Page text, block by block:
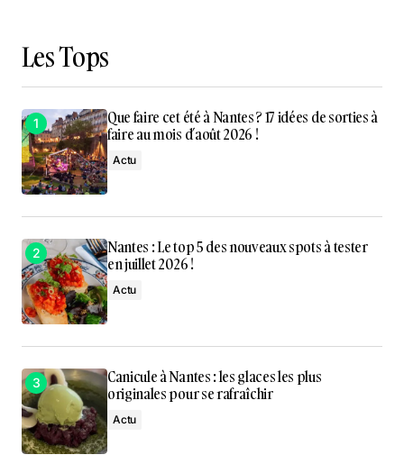
Les Tops
Que faire cet été à Nantes ? 17 idées de sorties à
faire au mois d’août 2026 !
Actu
Nantes : Le top 5 des nouveaux spots à tester
en juillet 2026 !
Actu
Canicule à Nantes : les glaces les plus
originales pour se rafraîchir
Actu